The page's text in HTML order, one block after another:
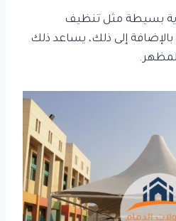
بسيطة مثل تنظيف
إلى ذلك، يساعد ذلك